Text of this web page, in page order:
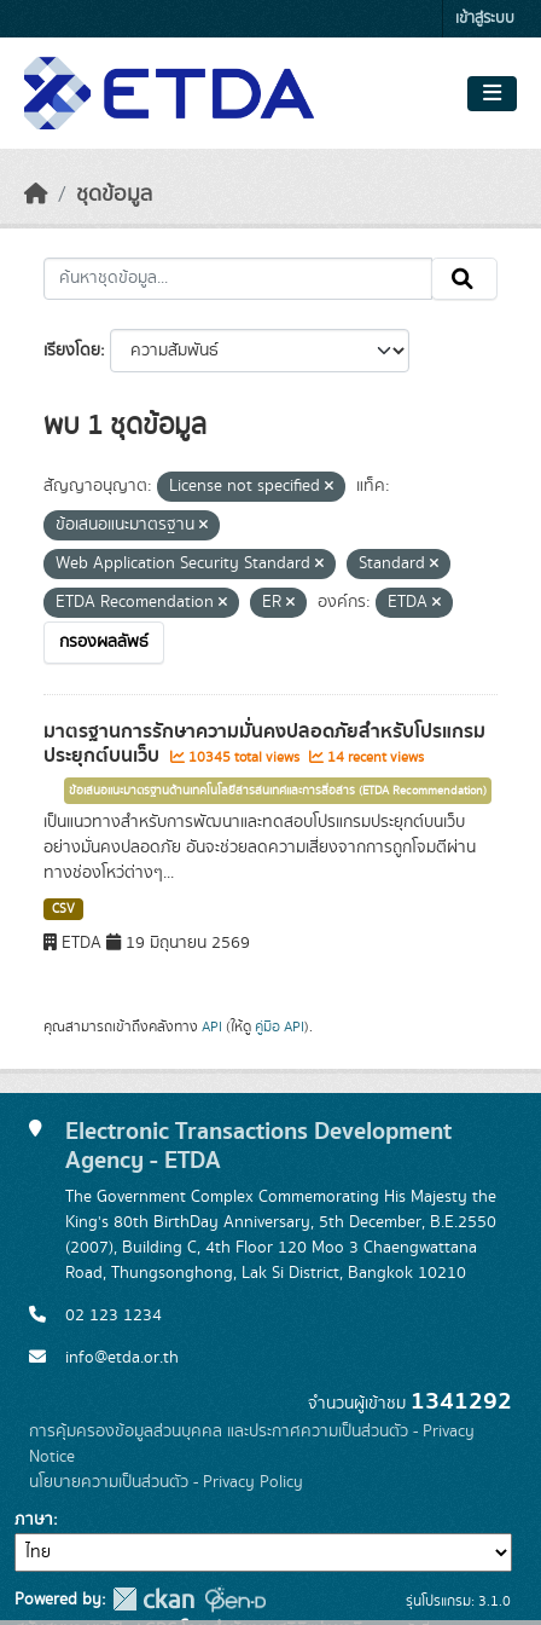
เข้าสู่ระบบ
ชุดข้อมูล
เรียงโดย
พบ 1 ชุดข้อมูล
สัญญาอนุญาต: License not specified
แท็ค:
ข้อเสนอแนะมาตรฐาน
Web Application Security Standard
Standard
ETDA Recomendation
ER องค์กร:
ETDA
กรองผลลัพธ์
มาตรฐานการรักษาความมั่นคงปลอดภัยสำหรับโปรแกรม
ประยุกต์บนเว็บ 10345 total views 14 recent views
ข้อเสนอแนะมาตรฐานด้านเทคโนโลยีสารสนเทศและการสื่อสาร (ETDA Recommendation)
เป็นแนวทางสำหรับการพัฒนาและทดสอบโปรแกรมประยุกต์บนเว็บ
อย่างมั่นคงปลอดภัย อันจะช่วยลดความเสี่ยงจากการถูกโจมตีผ่าน
ทางช่องโหว่ต่างๆ...
CSV
ETDA 19 มิถุนายน 2569
คุณสามารถเข้าถึงคลังทาง API (ให้ดู คู่มือ API).
Electronic Transactions Development
Agency - ETDA
The Government Complex Commemorating His Majesty the
King's 80th BirthDay Anniversary, 5th December, B.E.2550
(2007), Building C, 4th Floor 120 Moo 3 Chaengwattana
Road, Thungsonghong, Lak Si District, Bangkok 10210
02 123 1234
info@etda.or.th
จำนวนผู้เข้าชม 1341292
การคุ้มครองข้อมูลส่วนบุคคล และประกาศความเป็นส่วนตัว - Privacy
Notice
นโยบายความเป็นส่วนตัว - Privacy Policy
ภาษา
Powered by:
รุ่นโปรแกรม: 3.1.0